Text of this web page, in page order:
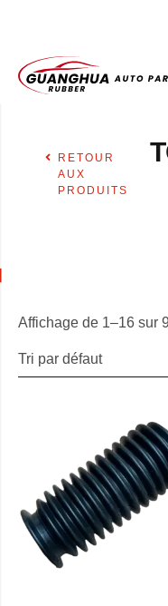
RETOUR
AUX
PRODUITS
Affichage de 1–16 sur